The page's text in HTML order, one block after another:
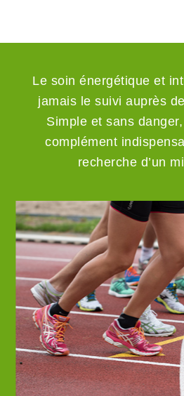
Le soin énergétique et
jamais le suivi auprès
Simple et sans
complément
recherche d’un